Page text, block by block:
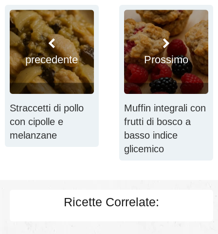
precedente
Straccetti di pollo
con cipolle e
melanzane
Prossimo
Muffin integrali con
frutti di bosco a
basso indice
glicemico
Ricette Correlate: